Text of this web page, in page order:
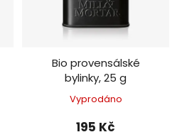
Bio provensálské
bylinky, 25 g
Vyprodáno
195 Kč